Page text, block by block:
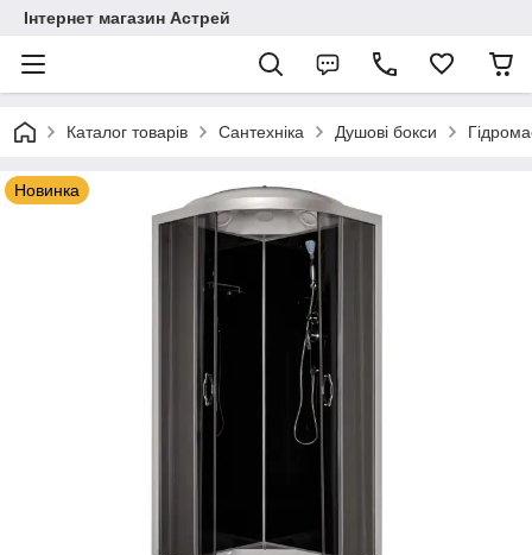
Інтернет магазин Астрей
Каталог товарів Сантехніка Душові бокси
Новинка